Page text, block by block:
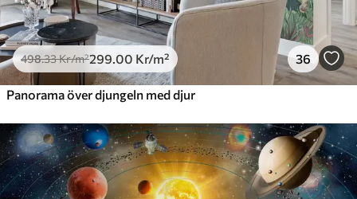
498.33Kr/m²299 .00 Kr/m² 36
Panorama över djungeln med djur